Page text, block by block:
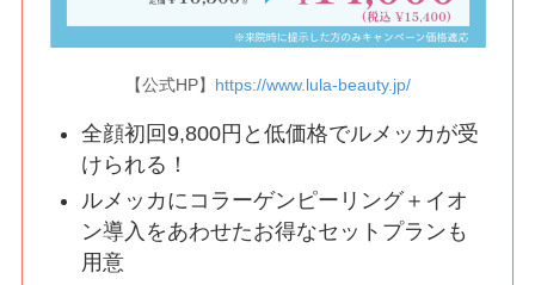
【公式HP】 https://www.lula-beauty.jp/
全顔初回9,800円と低価格でルメッカが受
けられる！
ルメッカにコラーゲンピーリング＋イオ
ン導入をあわせたお得なセットプランも
用意